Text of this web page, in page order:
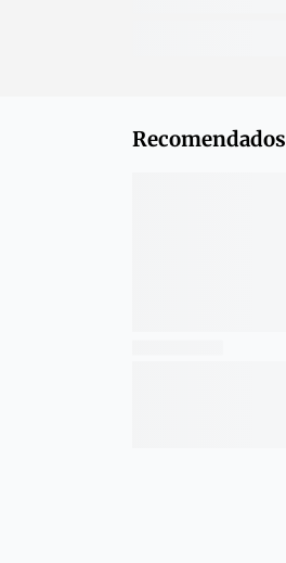
Recomendados